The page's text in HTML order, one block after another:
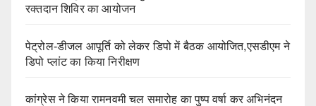
रक्तदान शिविर का आयोजन
पेट्रोल-डीजल आपूर्ति को लेकर डिपो में बैठक आयोजित,एसडीएम ने
डिपो प्लांट का किया निरीक्षण
कांग्रेस ने किया रामनवमी चल समारोह का पुष्प वर्षा कर अभिनंदन